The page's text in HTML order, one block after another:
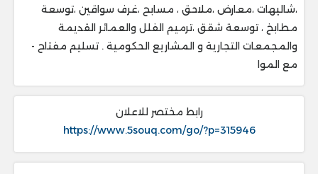
،شاليهات ،معارض ،ملاحق ، ‎مسابح ،غرف سواقين ،توسعة
مطابخ ، ‎توسعة شقق ،ترميم الفلل والعمائر القديمة
والمجمعات التجارية و المشاريع الحكومية . ‎تسليم مفتاح -
مع الموا
رابط مختصر للاعلان
https://www.5souq.com/go/?p=315946